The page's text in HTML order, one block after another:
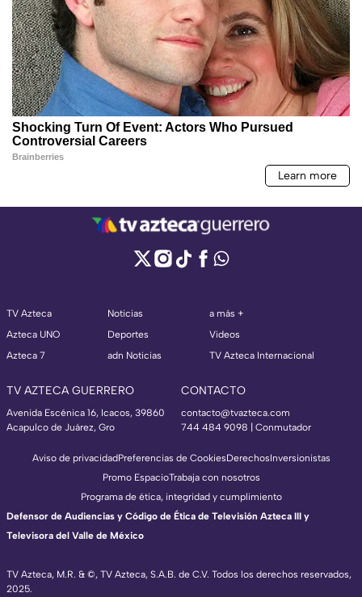
TV Azteca
Azteca UNO
Azteca 7
Noticias
Deportes
adn Noticias
a más +
Videos
TV Azteca Internacional
TV AZTECA GUERRERO
Avenida Escénica 16, Icacos, 39860
Acapulco de Juárez, Gro
CONTACTO
contacto@tvazteca.com
744 484 9098 | Conmutador
TV Azteca, M.R. & ©, TV Azteca, S.A.B. de C.V. Todos los derechos reservados,
2025.
Aviso de privacidadPreferencias de CookiesDerechosInversionistas
Promo EspacioTrabaja con nosotros
Programa de ética, integridad y cumplimiento
Defensor de Audiencias y Código de Ética de Televisión Azteca III y
Televisora del Valle de México